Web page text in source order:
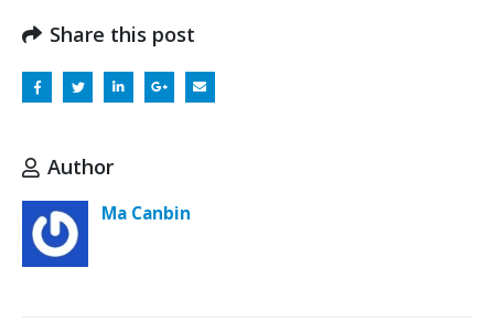
Share this post
Author
Ma Canbin